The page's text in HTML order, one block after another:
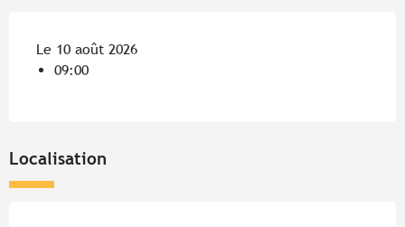
Le 10 août 2026
09:00
Localisation